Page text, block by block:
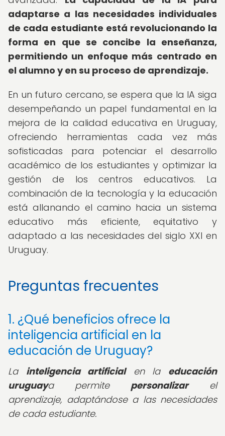
adaptarse a las necesidades individuales
de cada estudiante está revolucionando la
forma en que se concibe la enseñanza,
permitiendo un enfoque más centrado en
el alumno y en su proceso de aprendizaje.
En un futuro cercano, se espera que la IA siga
desempeñando un papel fundamental en la
mejora de la calidad educativa en Uruguay,
ofreciendo herramientas cada vez más
sofisticadas para potenciar el desarrollo
académico de los estudiantes y optimizar la
gestión de los centros educativos. La
combinación de la tecnología y la educación
está allanando el camino hacia un sistema
educativo más eficiente, equitativo y
adaptado a las necesidades del siglo XXI en
Uruguay.
Preguntas frecuentes
1. ¿Qué beneficios ofrece la
inteligencia artificial en la
educación de Uruguay?
La inteligencia artificialen la educación
uruguaya permite personalizarel
aprendizaje, adaptándose a las necesidades
de cada estudiante.